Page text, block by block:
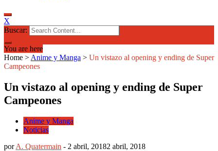
X
Buscar:
You are here
Home > Anime y Manga > Un vistazo al opening y ending de Super
Campeones
Un vistazo al opening y ending de Super
Campeones
Anime y Manga
Noticias
porA. Quatermain - 2 abril, 20182 abril, 2018